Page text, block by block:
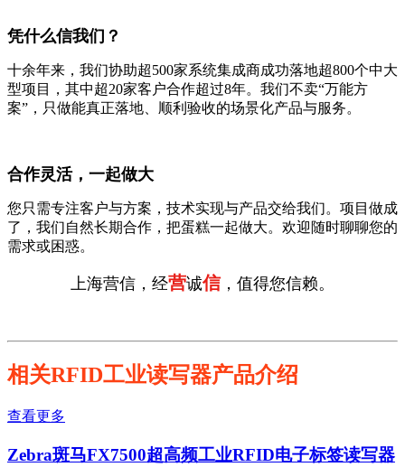
凭什么信我们？
十余年来，我们协助超500家系统集成商成功落地超800个中大
型项目，其中超20家客户合作超过8年。我们不卖“万能方
案”，只做能真正落地、顺利验收的场景化产品与服务。
合作灵活，一起做大
您只需专注客户与方案，技术实现与产品交给我们。项目做成
了，我们自然长期合作，把蛋糕一起做大。欢迎随时聊聊您的
需求或困惑。
上海营信，经营诚信，值得您信赖。
相关RFID工业读写器产品介绍
查看更多
Zebra斑马FX7500超高频工业RFID电子标签读写器